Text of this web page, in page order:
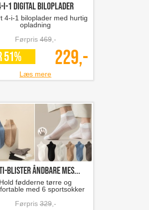
i-1 digital biloplader
4-i-1 biloplader med hurtig
opladning
Førpris469,-
51% 229,-
Læs mere
blister åndbare mes...
Hold fødderne tørre og
med 6 sportsokker
Førpris329,-